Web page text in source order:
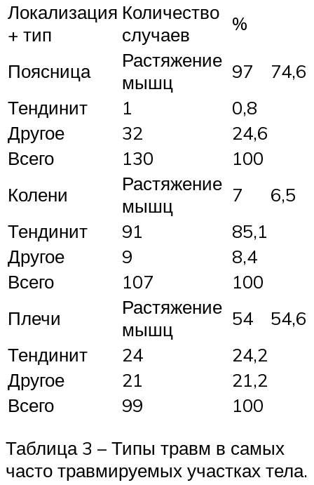
Локализация
+ тип
Количество
случаев
%
Поясница
Растяжение
мышц
97
74,6
Тендинит
1
0,8
Другое
32
24,6
Всего
130
100
Колени
Растяжение
мышц
7
6,5
Тендинит
91
85,1
Другое
9
8,4
Всего
107
100
Плечи
Растяжение
мышц
54
54,6
Тендинит
24
24,2
Другое
21
21,2
Всего
99
100
Таблица 3 – Типы травм в самых
часто травмируемых участках тела.